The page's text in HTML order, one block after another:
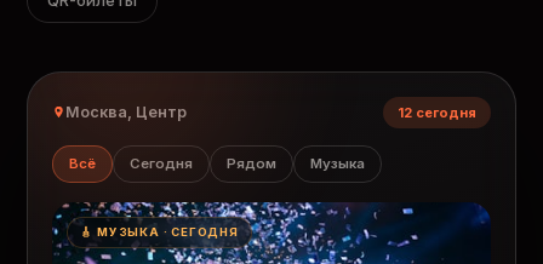
Москва, Центр 12 сегодня
Всё Сегодня Рядом Музыка
🎸 МУЗЫКА · СЕГОДНЯ